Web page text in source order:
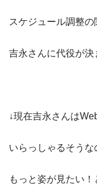
スケジュール調整の
吉永さんに代役が決
↓現在吉永さんは
いらっしゃるそうな
もっと姿が見たい！